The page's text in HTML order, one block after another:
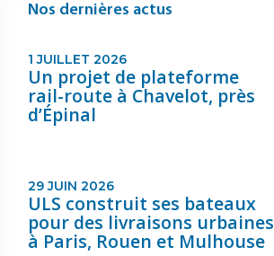
Nos dernières actus
1 JUILLET 2026
Un projet de plateforme
rail-route à Chavelot, près
d’Épinal
29 JUIN 2026
ULS construit ses bateaux
pour des livraisons urbaines
à Paris, Rouen et Mulhouse